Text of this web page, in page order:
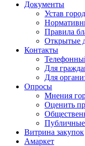
Документы
Устав
Правила
Открытые
Контакты
Для
Для
Опросы
Мнения
Оценить
Витрина закупок
Амаркет